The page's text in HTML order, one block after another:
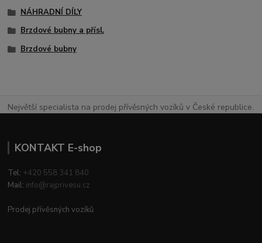
NÁHRADNÍ DÍLY
Brzdové bubny a přísl.
Brzdové bubny
Největší specialista na prodej přívěsných vozíků v České republice.
KONTAKT E-shop
Tel: +420 558 341 840
Mail: info@rajprivesu.cz
Prodej přívěsných vozíků